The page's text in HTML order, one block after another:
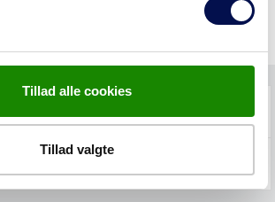
Tillad alle cookies
Tillad valgte